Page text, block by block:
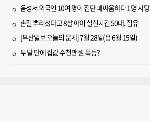
음성서 외국인 10여 명이 집단 패싸움하다 1명 사망
손길 뿌리쳤다고 8살 아이 실신시킨 50대, 집유
[부산일보 오늘의 운세] 7월 28일(음 6월 15일)
두 달 만에 집값 수천만 원 폭등?